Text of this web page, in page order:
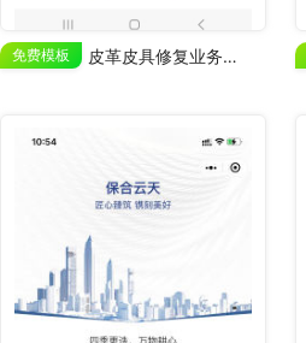
免费模板 皮革皮具修复业务宣传